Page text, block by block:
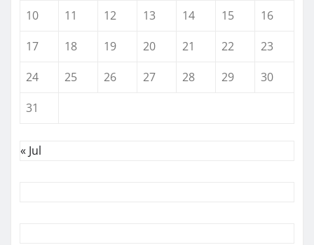
10
11 12 13 14 15
16
17
18 19 20 21 22
23
24
25 26 27 28 29
30
31
« Jul